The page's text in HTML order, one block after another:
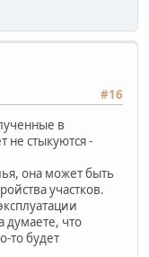
#16
в
не стыкуются -
она может быть
участков.
думаете, что
то будет